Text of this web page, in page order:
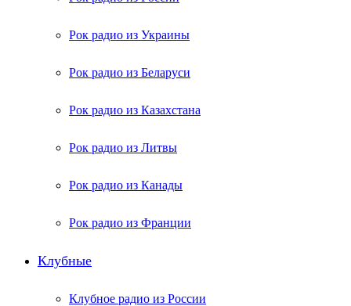
Рок радио из Украины
Рок радио из Беларуси
Рок радио из Казахстана
Рок радио из Литвы
Рок радио из Канады
Рок радио из Франции
Клубные
Клубное радио из России